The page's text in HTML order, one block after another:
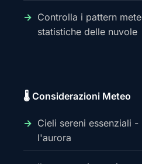
Controlla i pattern
statistiche delle nuvole
🌡️ Considerazioni Meteo
Cieli sereni essenziali
l'aurora